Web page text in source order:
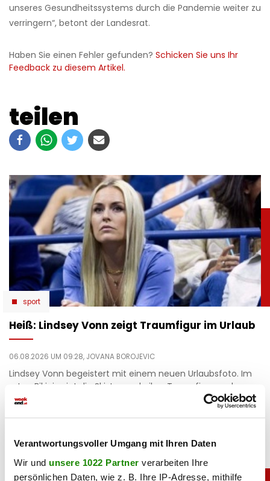
Verantwortungsvoller Umgang mit Ihren Daten
Wir und unsere 1022 Partner verarbeiten Ihre
persönlichen Daten, wie z. B. Ihre IP-Adresse, mithilfe
unseres Gesundheitssystems durch die Pandemie weiter zu
verringern“, betont der Landesrat.
Haben Sie einen Fehler gefunden? Schicken Sie uns Ihr
Feedback zu diesem Artikel.
teilen
sport
Heiß: Lindsey Vonn zeigt Traumfigur im Urlaub
06.08.2026 UM 09:28, JOVANA BOROJEVIC
Lindsey Vonn begeistert mit einem neuen Urlaubsfoto. Im
roten Bikini zeigt die Ski-Legende ihre Traumfigur und
genießt entspannte Stunden am Meer.